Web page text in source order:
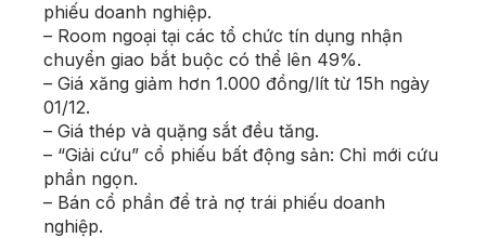
phiếu doanh nghiệp.
– Room ngoại tại các tổ chức tín dụng nhận
chuyển giao bắt buộc có thể lên 49%.
– Giá xăng giảm hơn 1.000 đồng/lít từ 15h ngày
01/12.
– Giá thép và quặng sắt đều tăng.
– “Giải cứu” cổ phiếu bất động sản: Chỉ mới cứu
phần ngọn.
– Bán cổ phần để trả nợ trái phiếu doanh
nghiệp.